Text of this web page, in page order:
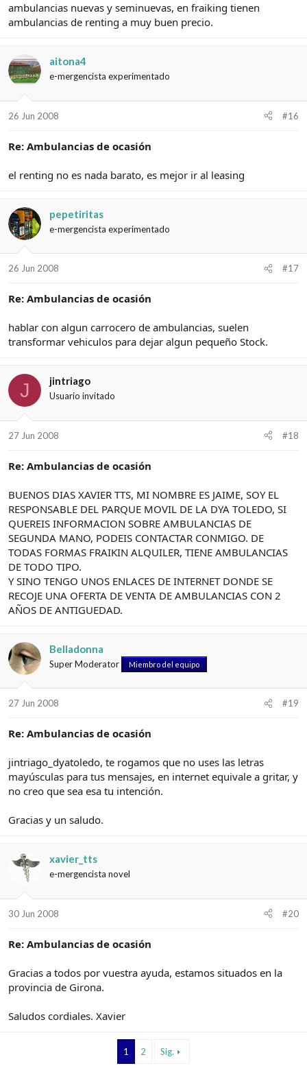
ambulancias nuevas y seminuevas, en fraiking tienen
ambulancias de renting a muy buen precio.
aitona4
e-mergencista experimentado
26 Jun 2008 #16
Re: Ambulancias de ocasión
el renting no es nada barato, es mejor ir al leasing
pepetiritas
e-mergencista experimentado
26 Jun 2008 #17
Re: Ambulancias de ocasión
hablar con algun carrocero de ambulancias, suelen
transformar vehiculos para dejar algun pequeño Stock.
J jintriago
Usuario invitado
27 Jun 2008 #18
Re: Ambulancias de ocasión
BUENOS DIAS XAVIER TTS, MI NOMBRE ES JAIME, SOY EL
RESPONSABLE DEL PARQUE MOVIL DE LA DYA TOLEDO, SI
QUEREIS INFORMACION SOBRE AMBULANCIAS DE
SEGUNDA MANO, PODEIS CONTACTAR CONMIGO. DE
TODAS FORMAS FRAIKIN ALQUILER, TIENE AMBULANCIAS
DE TODO TIPO.
Y SINO TENGO UNOS ENLACES DE INTERNET DONDE SE
RECOJE UNA OFERTA DE VENTA DE AMBULANCIAS CON 2
AÑOS DE ANTIGUEDAD.
Belladonna
Super Moderator Miembro del equipo
27 Jun 2008 #19
Re: Ambulancias de ocasión
jintriago_dyatoledo, te rogamos que no uses las letras
mayúsculas para tus mensajes, en internet equivale a gritar, y
no creo que sea esa tu intención.
Gracias y un saludo.
xavier_tts
e-mergencista novel
30 Jun 2008 #20
Re: Ambulancias de ocasión
Gracias a todos por vuestra ayuda, estamos situados en la
provincia de Girona.
Saludos cordiales. Xavier
1 2 Sig.